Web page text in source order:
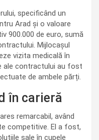
specificând un
Arad și o valoare
900.000 de euro, sumă
Mijlocașul
vizita medicală în
ale contractului au fost
de ambele părți.
în carieră
remarcabil, având
competitive. El a fost,
sale în cupele